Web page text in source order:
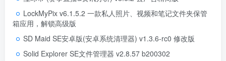
LockMyPix v6.1.5.2 一款私人照片、视频和笔记文件夹保管
箱应用，解锁高级版
SD Maid SE安卓版(安卓系统清理器) v1.3.6-rc0 修改版
Solid Explorer SE文件管理器 v2.8.57 b200302